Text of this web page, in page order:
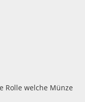
Rolle welche Münze